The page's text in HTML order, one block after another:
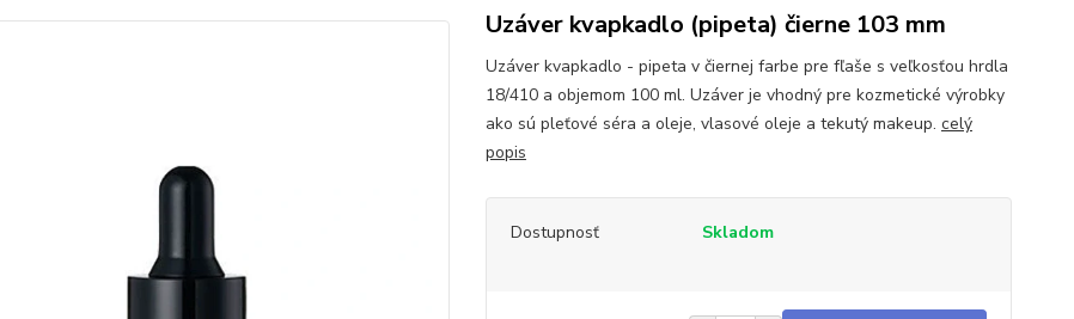
Uzáver kvapkadlo (pipeta) čierne 103 mm
Uzáver kvapkadlo - pipeta v čiernej farbe pre fľaše s veľkosťou hrdla
18/410 a objemom 100 ml. Uzáver je vhodný pre kozmetické výrobky
ako sú pleťové séra a oleje, vlasové oleje a tekutý makeup. celý
popis
Dostupnosť Skladom